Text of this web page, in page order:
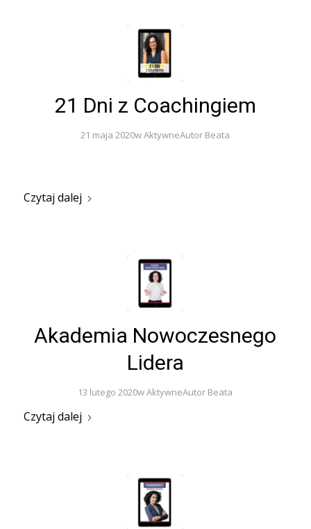
21 Dni z Coachingiem
21 maja 2020wAktywneAutor Beata
Czytaj dalej
Akademia Nowoczesnego
Lidera
13 lutego 2020wAktywneAutor Beata
Czytaj dalej